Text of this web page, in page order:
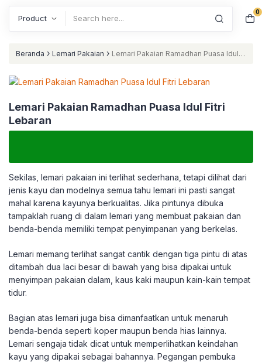
0
Beranda › Lemari Pakaian › Lemari Pakaian Ramadhan Puasa Idul
Lemari Pakaian Ramadhan Puasa Idul Fitri
Lebaran
Sekilas, lemari pakaian ini terlihat sederhana, tetapi dilihat dari
jenis kayu dan modelnya semua tahu lemari ini pasti sangat
mahal karena kayunya berkualitas. Jika pintunya dibuka
tampaklah ruang di dalam lemari yang membuat pakaian dan
benda-benda memiliki tempat penyimpanan yang berkelas.
Lemari memang terlihat sangat cantik dengan tiga pintu di atas
ditambah dua laci besar di bawah yang bisa dipakai untuk
menyimpan pakaian dalam, kaus kaki maupun kain-kain tempat
tidur.
Bagian atas lemari juga bisa dimanfaatkan untuk menaruh
benda-benda seperti koper maupun benda hias lainnya.
Lemari sengaja tidak dicat untuk memperlihatkan keindahan
kayu yang dipakai sebagai bahannya. Pegangan pembuka